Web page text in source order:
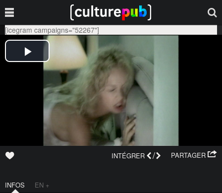
[icegram campaigns="52267"]
PARTAGER
INTÉGRER /
INFOS EN +